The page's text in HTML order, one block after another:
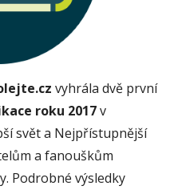
vyhrála dvě první
roku 2017v
svět a Nejpřístupnější
a fanouškům
Podrobné výsledky